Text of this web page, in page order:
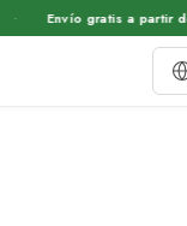
Envío gratis a partir de 45€